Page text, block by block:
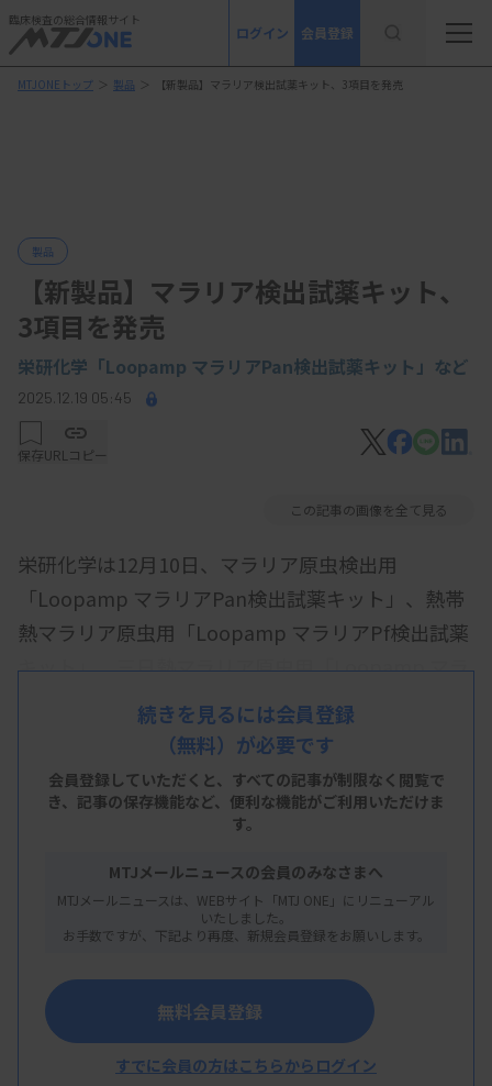
臨床検査の総合情報サイト
ログイン 会員登録
MTJONEトップ ＞ 製品 ＞ 【新製品】マラリア検出試薬キット、3項目を発売
製品
【新製品】マラリア検出試薬キット、
3項目を発売
栄研化学 「Loopamp マラリアPan検出試薬キット」など
2025.12.19 05:45
保存URLコピー
この記事の画像を全て見る
栄研化学は12月10日、マラリア原虫検出用
「Loopamp マラリアPan検出試薬キット」、熱帯
熱マラリア原虫用「Loopamp マラリアPf検出試薬
キット」、三日熱マラリア原虫用「Loopamp マラ
リアPv検出試薬キット」を12月26日に発売すると
発表した。遺伝子増幅法であるLAMP法により、同
社のリアルタイム濁度測定装置「LoopampEXIA」
を用いて迅速・高感度に検出できる。
三大感染症の一つ。現在汎用されている顕微鏡法や
イムノクロマト法では、マラリア患者を見逃してし
まうケースがあり、より高感度で高精度な検出技術
の開発が求められてきた。
同試薬（2025年8月に国内製造販売承認を取得）
は、検体より抽出した核酸から40分でマラリア原虫
続きを見るには会員登録
（無料）が必要です
会員登録していただくと、すべての記事が制限なく閲覧で
き、 記事の保存機能など、便利な機能がご利用いただけま
す。
MTJメールニュースの会員のみなさまへ
MTJメールニュースは、WEBサイト「MTJ ONE」にリニューアル
いたしました。
お手数ですが、下記より再度、新規会員登録をお願いします。
無料会員登録
すでに会員の方はこちらからログイン